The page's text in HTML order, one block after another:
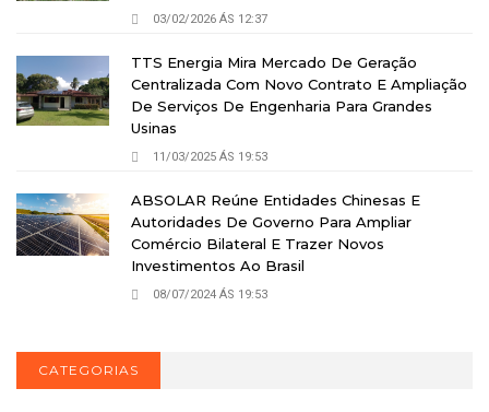
03/02/2026 ÁS 12:37
TTS Energia Mira Mercado De Geração
Centralizada Com Novo Contrato E Ampliação
De Serviços De Engenharia Para Grandes
Usinas
11/03/2025 ÁS 19:53
ABSOLAR Reúne Entidades Chinesas E
Autoridades De Governo Para Ampliar
Comércio Bilateral E Trazer Novos
Investimentos Ao Brasil
08/07/2024 ÁS 19:53
CATEGORIAS